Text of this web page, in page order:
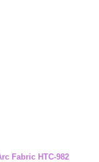
Fabric HTC-982